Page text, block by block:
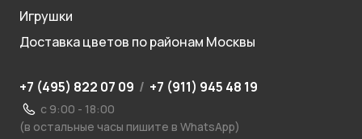
Игрушки
Доставка цветов по районам Москвы
+7 (495) 822 07 09 / +7 (911) 945 48 19
с 9:00 - 18:00
(в остальные часы пишите в WhatsApp)